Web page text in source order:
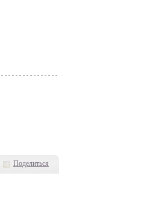
Поделиться